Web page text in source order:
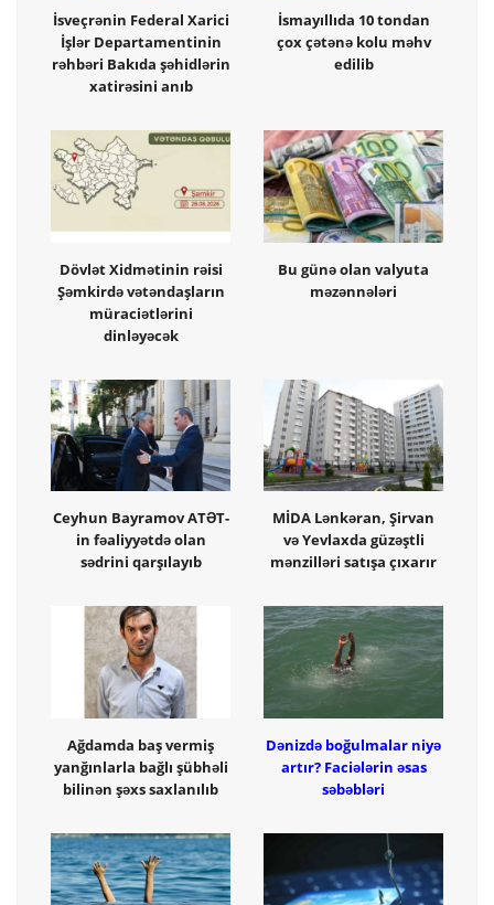
İsveçrənin Federal Xarici
İşlər Departamentinin
rəhbəri Bakıda şəhidlərin
xatirəsini anıb
İsmayıllıda 10 tondan
çox çətənə kolu məhv
edilib
Dövlət Xidmətinin rəisi
Şəmkirdə vətəndaşların
müraciətlərini
dinləyəcək
Bu günə olan valyuta
məzənnələri
Ceyhun Bayramov ATƏT-
in fəaliyyətdə olan
sədrini qarşılayıb
MİDA Lənkəran, Şirvan
və Yevlaxda güzəştli
mənzilləri satışa çıxarır
Ağdamda baş vermiş
yanğınlarla bağlı şübhəli
bilinən şəxs saxlanılıb
Dənizdə boğulmalar niyə
artır? Faciələrin əsas
səbəbləri